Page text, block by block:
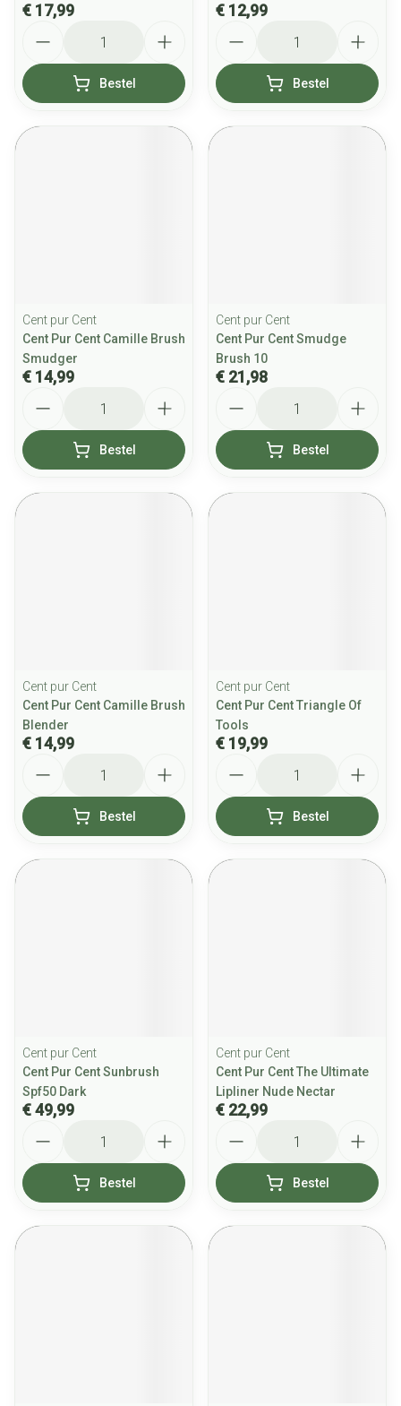
€ 17,99
Bestel
€ 12,99
Bestel
Cent pur Cent
Cent Pur Cent Camille Brush
Smudger
€ 14,99
Bestel
Cent pur Cent
Cent Pur Cent Smudge
Brush 10
€ 21,98
Bestel
Cent pur Cent
Cent Pur Cent Camille Brush
Blender
€ 14,99
Bestel
Cent pur Cent
Cent Pur Cent Triangle Of
Tools
€ 19,99
Bestel
Cent pur Cent
Cent Pur Cent Sunbrush
Spf50 Dark
€ 49,99
Bestel
Cent pur Cent
Cent Pur Cent The Ultimate
Lipliner Nude Nectar
€ 22,99
Bestel